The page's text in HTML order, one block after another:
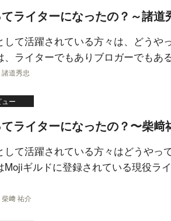
ライターになったの？～諸道
して活躍されている方々は、どうや
、ライターでもありブロガーでもあ
道秀忠
ー
ライターになったの？〜柴﨑
して活躍されている方々はどうやっ
Mojiギルドに登録されている現役ラ
﨑 祐介